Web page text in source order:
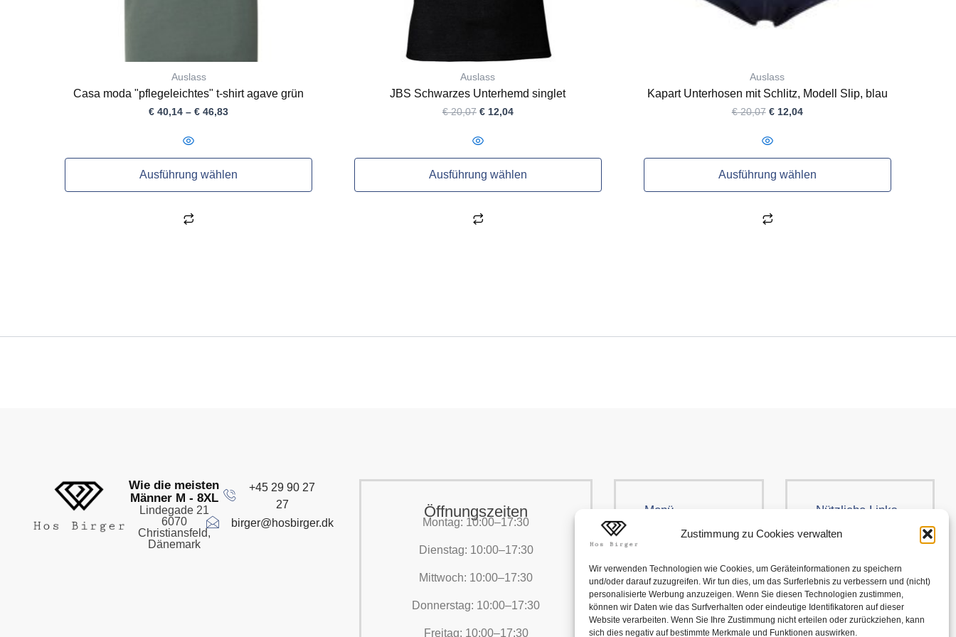
Zustimmung zu Cookies verwalten
Wir verwenden Technologien wie Cookies, um Geräteinformationen zu speichern
und/oder darauf zuzugreifen. Wir tun dies, um das Surferlebnis zu verbessern und (nicht)
personalisierte Werbung anzuzeigen. Wenn Sie diesen Technologien zustimmen,
können wir Daten wie das Surfverhalten oder eindeutige Identifikatoren auf dieser
Website verarbeiten. Wenn Sie Ihre Zustimmung nicht erteilen oder zurückziehen, kann
sich dies negativ auf bestimmte Merkmale und Funktionen auswirken.
Auslass
Casa moda "pflegeleichtes" t-shirt agave grün
€ 40,14 –€ 46,83
Ausführung wählen
Auslass
JBS Schwarzes Unterhemd singlet
€20,07 €12,04
Ausführung wählen
Auslass
Kapart Unterhosen mit Schlitz, Modell Slip, blau
€20,07 €12,04
Ausführung wählen
Wie die meisten
Männer M - 8XL
Lindegade 21
6070
Christiansfeld,
Dänemark
+45 29 90 27
27
birger@hosbirger.dk
Öffnungszeiten
Montag: 10:00–17:30
Dienstag: 10:00–17:30
Mittwoch: 10:00–17:30
Donnerstag: 10:00–17:30
Freitag: 10:00–17:30
Menü
Über uns
Kontakt
Nützliche Links
Versand und
Rückgabe
Datenschutzerklärung